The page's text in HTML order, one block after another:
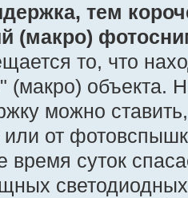
тем
(макро)
то, что
(макро) объекта.
можно
или от
время суток